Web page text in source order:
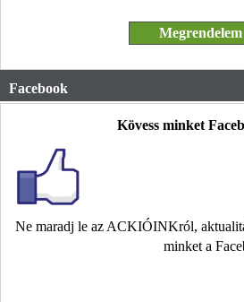
Facebook
Kövess minket
Ne maradj le az ACKIÓINKról,
minket a